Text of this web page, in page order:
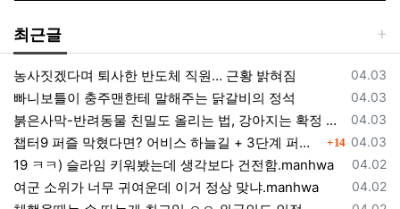
최근글
등록일
04.03
농사짓겠다며 퇴사한 반도체 직원… 근황 밝혀짐
등록일
04.03
빠니보틀이 충주맨한테 말해주는 닭갈비의 정석
등록일
04.03
붉은사막-반려동물 친밀도 올리는 법, 강아지는 확정 고양이는 조건 확인
등록일
04.03
챕터9 퍼즐 막혔다면? 어비스 하늘길 + 3단계 퍼즐 공략 순서 정리 (길찾기 포함) 댓글
14
등록일
04.02
19 ㅋㅋ) 슬라임 키워봤는데 생각보다 건전함.manhwa
등록일
04.02
여군 소위가 너무 귀여운데 이거 정상 맞냐.manhwa